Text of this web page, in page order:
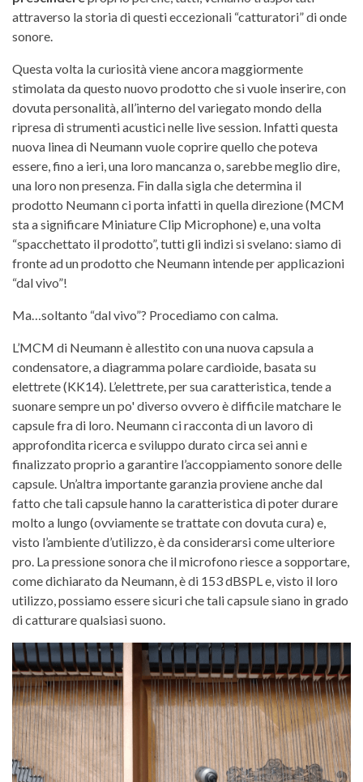
attraverso la storia di questi eccezionali “catturatori” di onde
sonore.
Questa volta la curiosità viene ancora maggiormente
stimolata da questo nuovo prodotto che si vuole inserire, con
dovuta personalità, all’interno del variegato mondo della
ripresa di strumenti acustici nelle live session. Infatti questa
nuova linea di Neumann vuole coprire quello che poteva
essere, fino a ieri, una loro mancanza o, sarebbe meglio dire,
una loro non presenza. Fin dalla sigla che determina il
prodotto Neumann ci porta infatti in quella direzione (MCM
sta a significare Miniature Clip Microphone) e, una volta
“spacchettato il prodotto”, tutti gli indizi si svelano: siamo di
fronte ad un prodotto che Neumann intende per applicazioni
“dal vivo”!
Ma…soltanto “dal vivo”? Procediamo con calma.
L’MCM di Neumann è allestito con una nuova capsula a
condensatore, a diagramma polare cardioide, basata su
elettrete (KK14). L’elettrete, per sua caratteristica, tende a
suonare sempre un po' diverso ovvero è difficile matchare le
capsule fra di loro. Neumann ci racconta di un lavoro di
approfondita ricerca e sviluppo durato circa sei anni e
finalizzato proprio a garantire l’accoppiamento sonore delle
capsule. Un’altra importante garanzia proviene anche dal
fatto che tali capsule hanno la caratteristica di poter durare
molto a lungo (ovviamente se trattate con dovuta cura) e,
visto l’ambiente d’utilizzo, è da considerarsi come ulteriore
pro. La pressione sonora che il microfono riesce a sopportare,
come dichiarato da Neumann, è di 153 dBSPL e, visto il loro
utilizzo, possiamo essere sicuri che tali capsule siano in grado
di catturare qualsiasi suono.